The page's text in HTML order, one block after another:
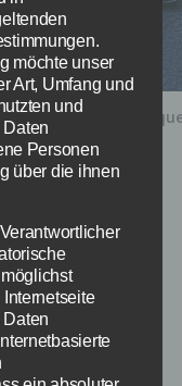
League –
für das
möchte unser
Art, Umfang und
und
Personen
über die ihnen